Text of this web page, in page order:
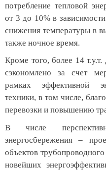
потребление тепловой
от 3 до 10% в
снижения температуры в
также ночное время.
Кроме того, более 14 т.у.т.
сэкономлено за счет
рамках эффективной
техники, в том числе,
перевозки и повышению
В числе
энергосбережения –
объектов
новейших